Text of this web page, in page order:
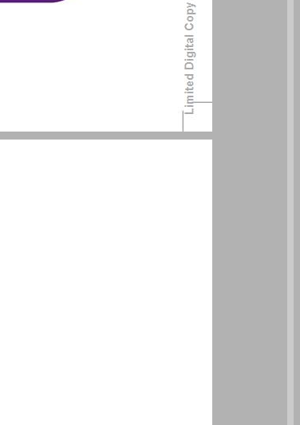
תוכן העניינים ... 2